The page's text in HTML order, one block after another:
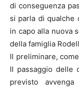
di conseguenza
si parla di qualche
in capo alla nuova
della famiglia
Il preliminare,
Il passaggio delle
previsto